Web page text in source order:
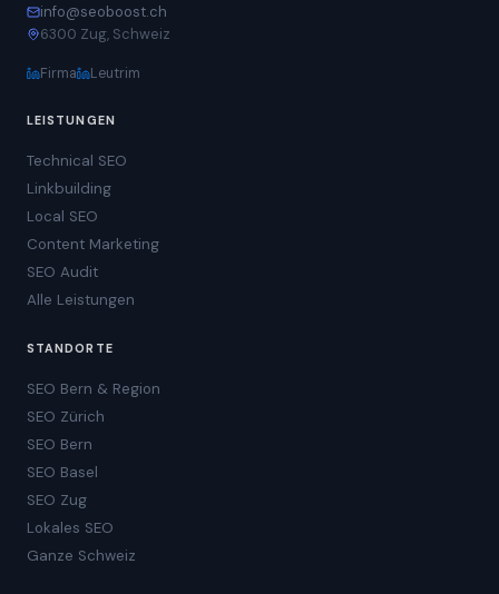
info@seoboost.ch
6300 Zug, Schweiz
Firma Leutrim
LEISTUNGEN
Technical SEO
Linkbuilding
Local SEO
Content Marketing
SEO Audit
Alle Leistungen
STANDORTE
SEO Bern & Region
SEO Zürich
SEO Bern
SEO Basel
SEO Zug
Lokales SEO
Ganze Schweiz